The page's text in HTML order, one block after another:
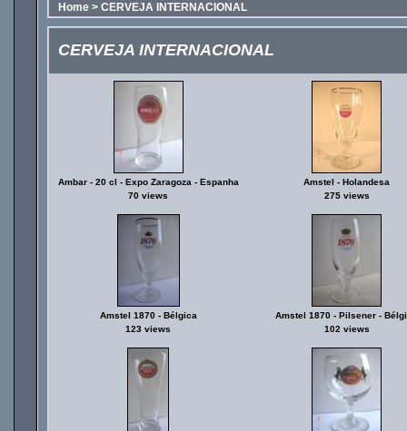
Home > CERVEJA INTERNACIONAL
CERVEJA INTERNACIONAL
Ambar - 20 cl - Expo Zaragoza - Espanha
70 views
Amstel - Holandesa
275 views
Amstel 1870 - Bélgica
123 views
Amstel 1870 - Pilsener -
102 views